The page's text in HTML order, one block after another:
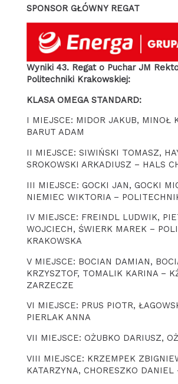
SPONSOR GŁÓWNY REGAT
Wyniki 43. Regat o Puchar JM
Politechniki Krakowskiej:
KLASA OMEGA STANDARD:
I MIEJSCE: MIDOR JAKUB, MINOŁ
BARUT ADAM
II MIEJSCE: SIWIŃSKI TOMASZ,
SROKOWSKI ARKADIUSZ – HALS
III MIEJSCE: GOCKI JAN, GOCKI
NIEMIEC WIKTORIA –
IV MIEJSCE: FREINDL LUDWIK,
WOJCIECH, ŚWIERK MAREK –
KRAKOWSKA
V MIEJSCE: BOCIAN DAMIAN,
KRZYSZTOF, TOMALIK KARINA –
ZARZECZE
VI MIEJSCE: PRUS PIOTR,
PIERLAK ANNA
VII MIEJSCE: OŻUBKO DARIUSZ,
VIII MIEJSCE: KRZEMPEK
KATARZYNA, CHORESZKO